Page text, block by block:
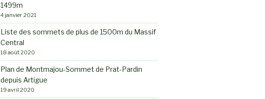
1499m
4 janvier 2021
Liste des sommets de plus de 1500m du Massif
Central
18 août 2020
Plan de Montmajou-Sommet de Prat-Pardin
depuis Artigue
19 avril 2020